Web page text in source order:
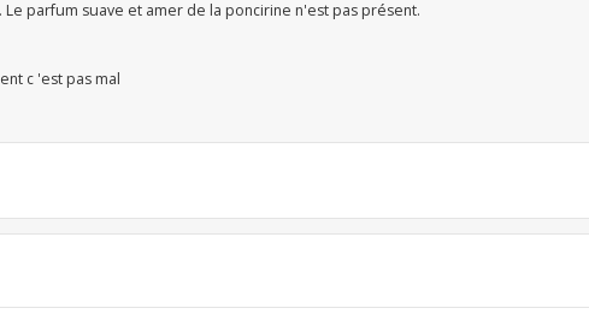
parfum suave et amer de la poncirine n'est pas présent.
c 'est pas mal